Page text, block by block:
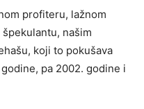
profiteru, lažnom
našim
koji to pokušava
pa 2002. godine i